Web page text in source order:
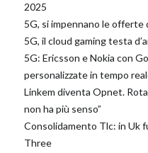
2025
5G, si impennano le offerte
5G, il cloud gaming testa
5G: Ericsson e Nokia con
personalizzate in tempo
Linkem diventa Opnet.
non ha più senso”
Consolidamento Tlc: in Uk
Three